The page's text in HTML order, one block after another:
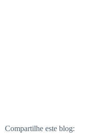
Compartilhe este blog: